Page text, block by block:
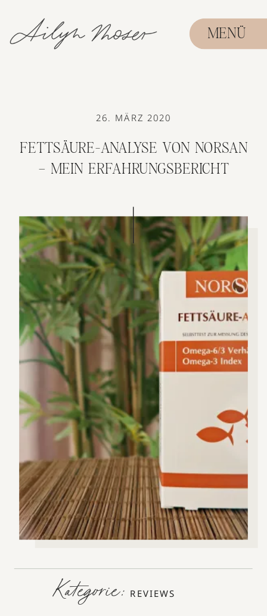
MENÜ
FETTSÄURE-ANALYSE VON NORSAN
– MEIN ERFAHRUNGSBERICHT
26. MÄRZ 2020
Kategorie: REVIEWS